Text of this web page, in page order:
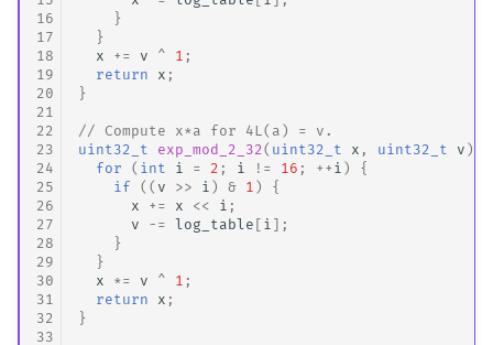
16
17
18
19
20
21
22
23
24
25
26
27
28
29
30
31
32
33
}
}
x
+= v ^ 1 ;
return
x ;
}
// Compute x*a for 4L(a) = v.
uint32_t
exp_mod_2_32( uint32_t x , uint32_t v )
for
( int i = 2 ; i != 16 ; ++ i )
{
if
(( v >> i ) & 1 )
{
x
+= x << i ;
v
-= log_table [ i ];
}
}
x
*= v ^ 1 ;
return
x ;
}